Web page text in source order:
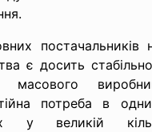
постачальників
є досить
потреба в
у великій